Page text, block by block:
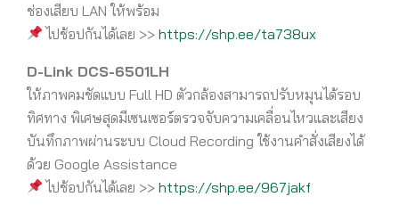
ช่องเสียบ LAN ให้พร้อม
ไปช้อปกันได้เลย >>https://shp.ee/ta738ux
D-Link DCS-6501LH
ให้ภาพคมชัดแบบ Full HD ตัวกล้องสามารถปรับหมุนได้รอบ
ทิศทาง พิเศษสุดมีเซนเซอร์ตรวจจับความเคลื่อนไหวและเสียง
บันทึกภาพผ่านระบบ Cloud Recording ใช้งานคำสั่งเสียงได้
ด้วย Google Assistance
ไปช้อปกันได้เลย >>https://shp.ee/967jakf